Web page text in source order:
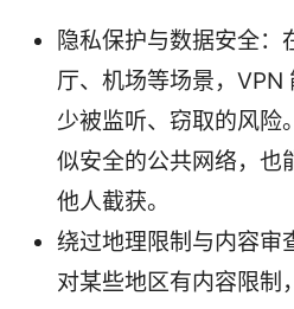
隐私保护与数据安全
厅、机场等场景，VPN
少被监听、窃取的风险
似安全的公共网络，也
他人截获。
绕过地理限制与内容审
对某些地区有内容限制